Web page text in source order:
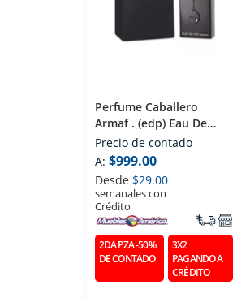
Perfume Caballero
Armaf . (edp) Eau De
Parfum 100 Ml
Precio de contado
A: $999.00
Desde $29.00
semanales con
Crédito
2DA PZA -50%
DE CONTADO
3X2
PAGANDO A
CRÉDITO